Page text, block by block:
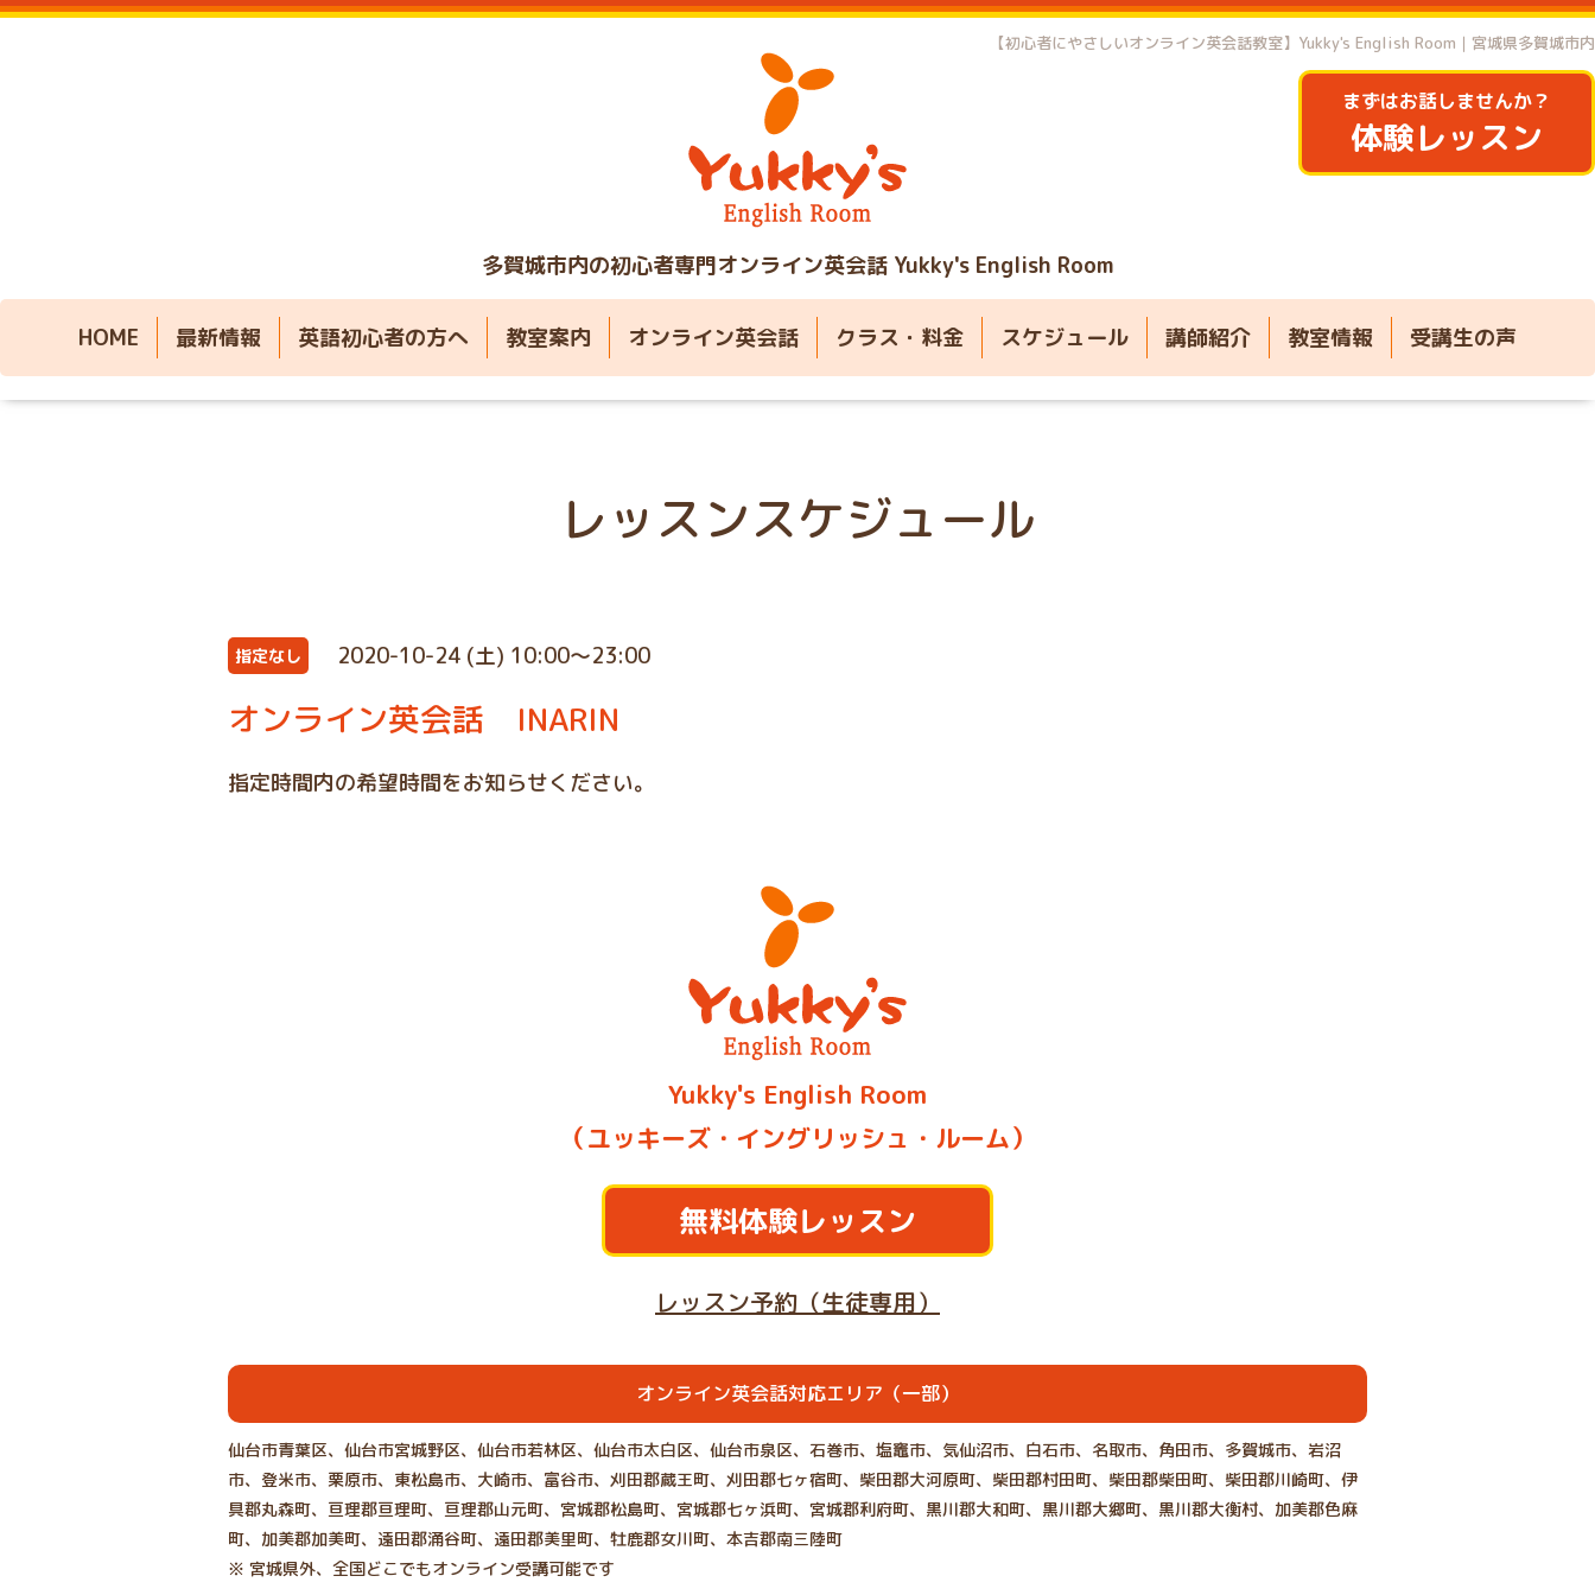
多賀城市内の初心者専門オンライン英会話 Yukky's English Room
【初心者にやさしいオンライン英会話教室】Yukky's English Room｜宮城県多賀城市内
まずはお話しませんか？
体験レッスン
HOME 最新情報 英語初心者の方へ 教室案内 オンライン英会話 クラス・料金 スケジュール 講師紹介 教室情報 受講生の声
レッスンスケジュール
指定なし 2020-10-24 (土) 10:00～23:00
オンライン英会話 INARIN
指定時間内の希望時間をお知らせください。
Yukky's English Room
（ユッキーズ・イングリッシュ・ルーム）
無料体験レッスン
レッスン予約（生徒専用）
オンライン英会話対応エリア（一部）
仙台市青葉区、仙台市宮城野区、仙台市若林区、仙台市太白区、仙台市泉区、石巻市、塩竈市、気仙沼市、白石市、名取市、角田市、多賀城市、岩沼
市、登米市、栗原市、東松島市、大崎市、富谷市、刈田郡蔵王町、刈田郡七ヶ宿町、柴田郡大河原町、柴田郡村田町、柴田郡柴田町、柴田郡川崎町、伊
具郡丸森町、亘理郡亘理町、亘理郡山元町、宮城郡松島町、宮城郡七ヶ浜町、宮城郡利府町、黒川郡大和町、黒川郡大郷町、黒川郡大衡村、加美郡色麻
町、加美郡加美町、遠田郡涌谷町、遠田郡美里町、牡鹿郡女川町、本吉郡南三陸町
※ 宮城県外、全国どこでもオンライン受講可能です